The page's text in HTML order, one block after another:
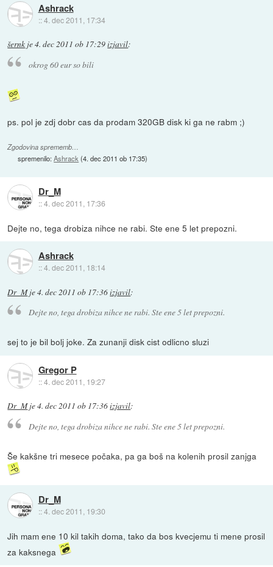
Ashrack
::4. dec 2011, 17:34
šernk je4. dec 2011 ob 17:29izjavil:
okrog 60 eur so bili
ps. pol je zdj dobr cas da prodam 320GB disk ki ga ne rabm ;)
Zgodovina sprememb…
spremenilo:Ashrack (4. dec 2011 ob 17:35)
Dr_M
::4. dec 2011, 17:36
Dejte no, tega drobiza nihce ne rabi. Ste ene 5 let prepozni.
Ashrack
::4. dec 2011, 18:14
Dr_Mje4. dec 2011 ob 17:36izjavil:
Dejte no, tega drobiza nihce ne rabi. Ste ene 5 let prepozni.
sej to je bil bolj joke. Za zunanji disk cist odlicno sluzi
Gregor P
::4. dec 2011, 19:27
Dr_Mje4. dec 2011 ob 17:36izjavil:
Dejte no, tega drobiza nihce ne rabi. Ste ene 5 let prepozni.
Še kakšne tri mesece počaka, pa ga boš na kolenih prosil zanjga
Dr_M
::4. dec 2011, 19:30
Jih mam ene 10 kil takih doma, tako da bos kvecjemu ti mene prosil
za kaksnega